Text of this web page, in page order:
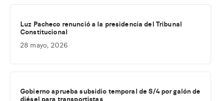
Luz Pacheco renunció a la presidencia del Tribunal
Constitucional
28 mayo, 2026
Gobierno aprueba subsidio temporal de S/4 por galón de
diésel para transportistas